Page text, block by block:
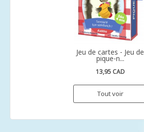
Jeu de cartes - Jeu de
pique-n...
13,95 CAD
Tout voir